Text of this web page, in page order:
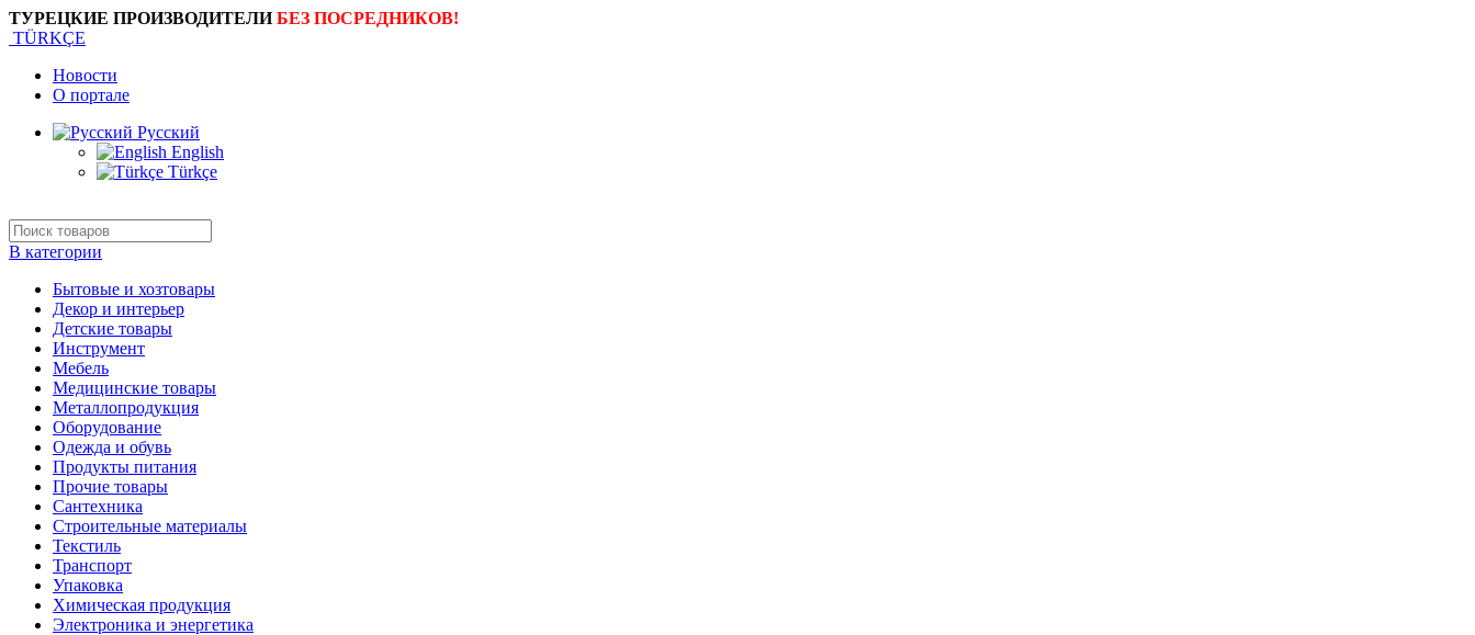
ТУРЕЦКИЕ ПРОИЗВОДИТЕЛИБЕЗ ПОСРЕДНИКОВ!
TÜRKÇE
Новости
О портале
Русский
English
Türkçe
В категории
Бытовые и хозтовары
Декор и интерьер
Детские товары
Инструмент
Мебель
Медицинские товары
Металлопродукция
Оборудование
Одежда и обувь
Продукты питания
Прочие товары
Сантехника
Строительные материалы
Текстиль
Транспорт
Упаковка
Химическая продукция
Электроника и энергетика